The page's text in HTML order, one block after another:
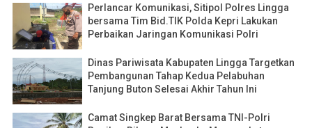
Perlancar Komunikasi, Sitipol Polres Lingga
bersama Tim Bid.TIK Polda Kepri Lakukan
Perbaikan Jaringan Komunikasi Polri
Dinas Pariwisata Kabupaten Lingga Targetkan
Pembangunan Tahap Kedua Pelabuhan
Tanjung Buton Selesai Akhir Tahun Ini
Camat Singkep Barat Bersama TNI-Polri